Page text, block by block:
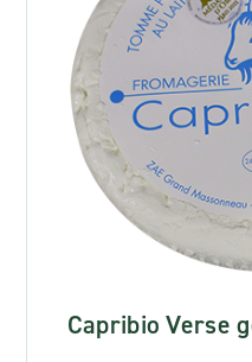
Capribio Verse